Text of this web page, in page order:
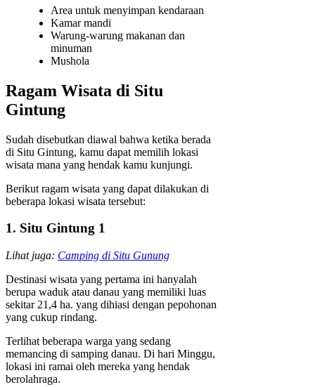
Area untuk menyimpan kendaraan
Kamar mandi
Warung-warung makanan dan
minuman
Mushola
Ragam Wisata di Situ
Gintung
Sudah disebutkan diawal bahwa ketika berada
di Situ Gintung, kamu dapat memilih lokasi
wisata mana yang hendak kamu kunjungi.
Berikut ragam wisata yang dapat dilakukan di
beberapa lokasi wisata tersebut:
1. Situ Gintung 1
Lihat juga: Camping di Situ Gunung
Destinasi wisata yang pertama ini hanyalah
berupa waduk atau danau yang memiliki luas
sekitar 21,4 ha. yang dihiasi dengan pepohonan
yang cukup rindang.
Terlihat beberapa warga yang sedang
memancing di samping danau. Di hari Minggu,
lokasi ini ramai oleh mereka yang hendak
berolahraga.